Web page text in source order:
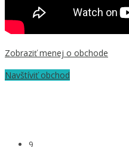
Zobraziť menej o obchode
Navštíviť obchod
9